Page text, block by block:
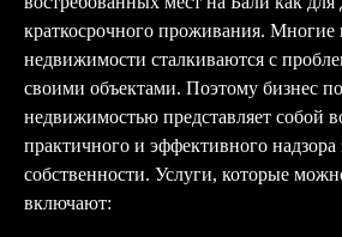
краткосрочного проживания. Многие
недвижимости сталкиваются с
своими объектами. Поэтому бизнес
недвижимостью представляет собой
практичного и эффективного надзора
собственности. Услуги, которые
включают: